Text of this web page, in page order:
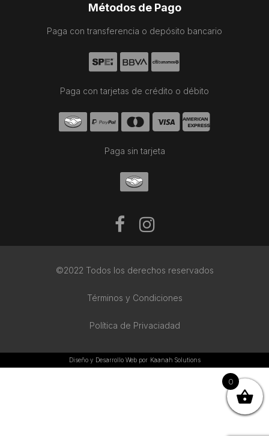
Métodos de Pago
Paga con transferencia o depósito bancario
Paga con tarjetas de crédito o débito
Paga sin tarjeta
©2022 Todos los derechos reservados
Términos y Condiciones
Política de Privaciadad
Diseño y Desarrollo Web por Kaanah Solutions
0